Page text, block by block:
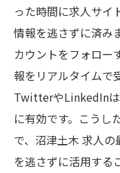
った時間に求人サイ
情報を逃さずに済み
カウントをフォロー
報をリアルタイムで
TwitterやLinkedInは
に有効です。こうし
で、沼津土木 求人
を逃さずに活用する